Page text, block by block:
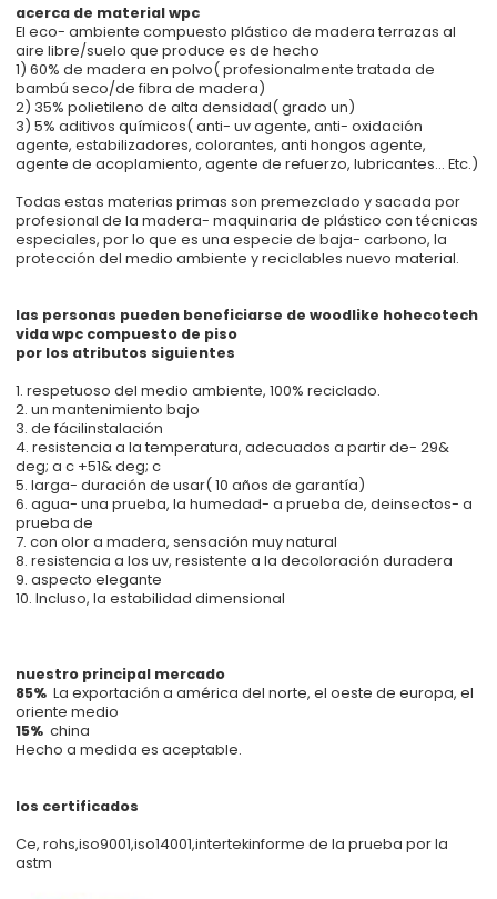
acerca de material wpc
El eco- ambiente compuesto plástico de madera terrazas al
aire libre/suelo que produce es de hecho
1) 60% de madera en polvo( profesionalmente tratada de
bambú seco/de fibra de madera)
2) 35% polietileno de alta densidad( grado un)
3) 5% aditivos químicos( anti- uv agente, anti- oxidación
agente, estabilizadores, colorantes, anti hongos agente,
agente de acoplamiento, agente de refuerzo, lubricantes... Etc.)
Todas estas materias primas son premezclado y sacada por
profesional de la madera- maquinaria de plástico con técnicas
especiales, por lo que es una especie de baja- carbono, la
protección del medio ambiente y reciclables nuevo material.
las personas pueden beneficiarse de woodlike hohecotech
vida wpc compuesto de piso
por los atributos siguientes
1. respetuoso del medio ambiente, 100% reciclado.
2. un mantenimiento bajo
3. de fácilinstalación
4. resistencia a la temperatura, adecuados a partir de- 29&
deg; a c +51& deg; c
5. larga- duración de usar( 10 años de garantía)
6. agua- una prueba, la humedad- a prueba de, deinsectos- a
prueba de
7. con olor a madera, sensación muy natural
8. resistencia a los uv, resistente a la decoloración duradera
9. aspecto elegante
10. Incluso, la estabilidad dimensional
nuestro principal mercado
85%La exportación a américa del norte, el oeste de europa, el
oriente medio
15%china
Hecho a medida es aceptable.
los certificados
Ce, rohs,iso9001,iso14001,intertekinforme de la prueba por la
astm